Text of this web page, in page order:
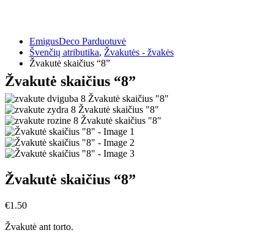
EmigusDeco Parduotuvė
Švenčių atributika, Žvakutės - žvakės
Žvakutė skaičius “8”
Žvakutė skaičius “8”
Žvakutė skaičius “8”
€1.50
Žvakutė ant torto.